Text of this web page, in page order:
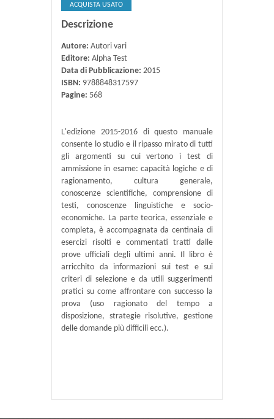
ACQUISTA USATO
Descrizione
Autore: Autori vari
Editore: Alpha Test
Data di Pubblicazione: 2015
ISBN: 9788848317597
Pagine: 568
L'edizione 2015-2016 di questo manuale
consente lo studio e il ripasso mirato di tutti
gli argomenti su cui vertono i test di
ammissione in esame: capacità logiche e di
ragionamento, cultura generale,
conoscenze scientifiche, comprensione di
testi, conoscenze linguistiche e socio-
economiche. La parte teorica, essenziale e
completa, è accompagnata da centinaia di
esercizi risolti e commentati tratti dalle
prove ufficiali degli ultimi anni. Il libro è
arricchito da informazioni sui test e sui
criteri di selezione e da utili suggerimenti
pratici su come affrontare con successo la
prova (uso ragionato del tempo a
disposizione, strategie risolutive, gestione
delle domande più difficili ecc.).